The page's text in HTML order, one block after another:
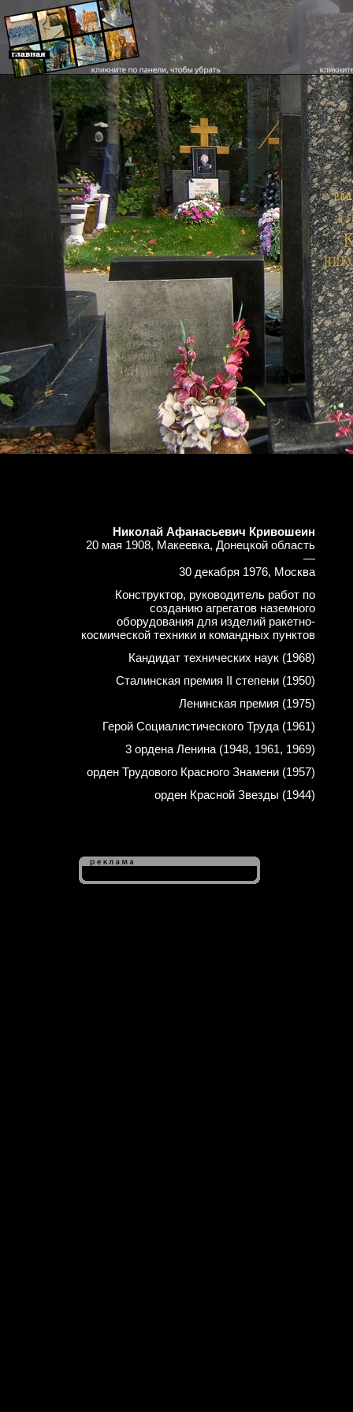
Николай Афанасьевич Кривошеин
20 мая 1908, Макеевка, Донецкой область
—
30 декабря 1976, Москва
Конструктор, руководитель работ по
созданию агрегатов наземного
оборудования для изделий ракетно-
космической техники и командных пунктов
Кандидат технических наук (1968)
Сталинская премия II степени (1950)
Ленинская премия (1975)
Герой Социалистического Труда (1961)
3 ордена Ленина (1948, 1961, 1969)
орден Трудового Красного Знамени (1957)
орден Красной Звезды (1944)